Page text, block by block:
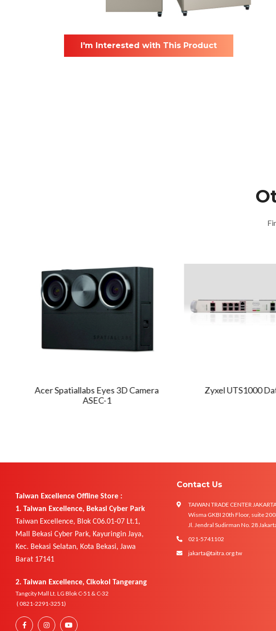
I'm Interested with This Product
Acer Spatiallabs Eyes 3D Camera
ASEC-1
Zyxel UTS1000
Taiwan Excellence Offline Store :
1. Taiwan Excellence, Bekasi Cyber Park
Taiwan Excellence, Blok C06.01-07 Lt.1,
Mall Bekasi Cyber Park, Kayuringin Jaya,
Kec. Bekasi Selatan, Kota Bekasi, Jawa
Barat 17141
2. Taiwan Excellence, Cikokol Tangerang
Tangcity Mall Lt. LG Blok C-51 & C-32
( 0821-2291-3251)
Contact Us
TAIWAN TRADE CENTER
Wisma GKBI 20th Floor, suite
Jl. Jendral Sudirman No. 28
021-5741102
jakarta@taitra.org.tw